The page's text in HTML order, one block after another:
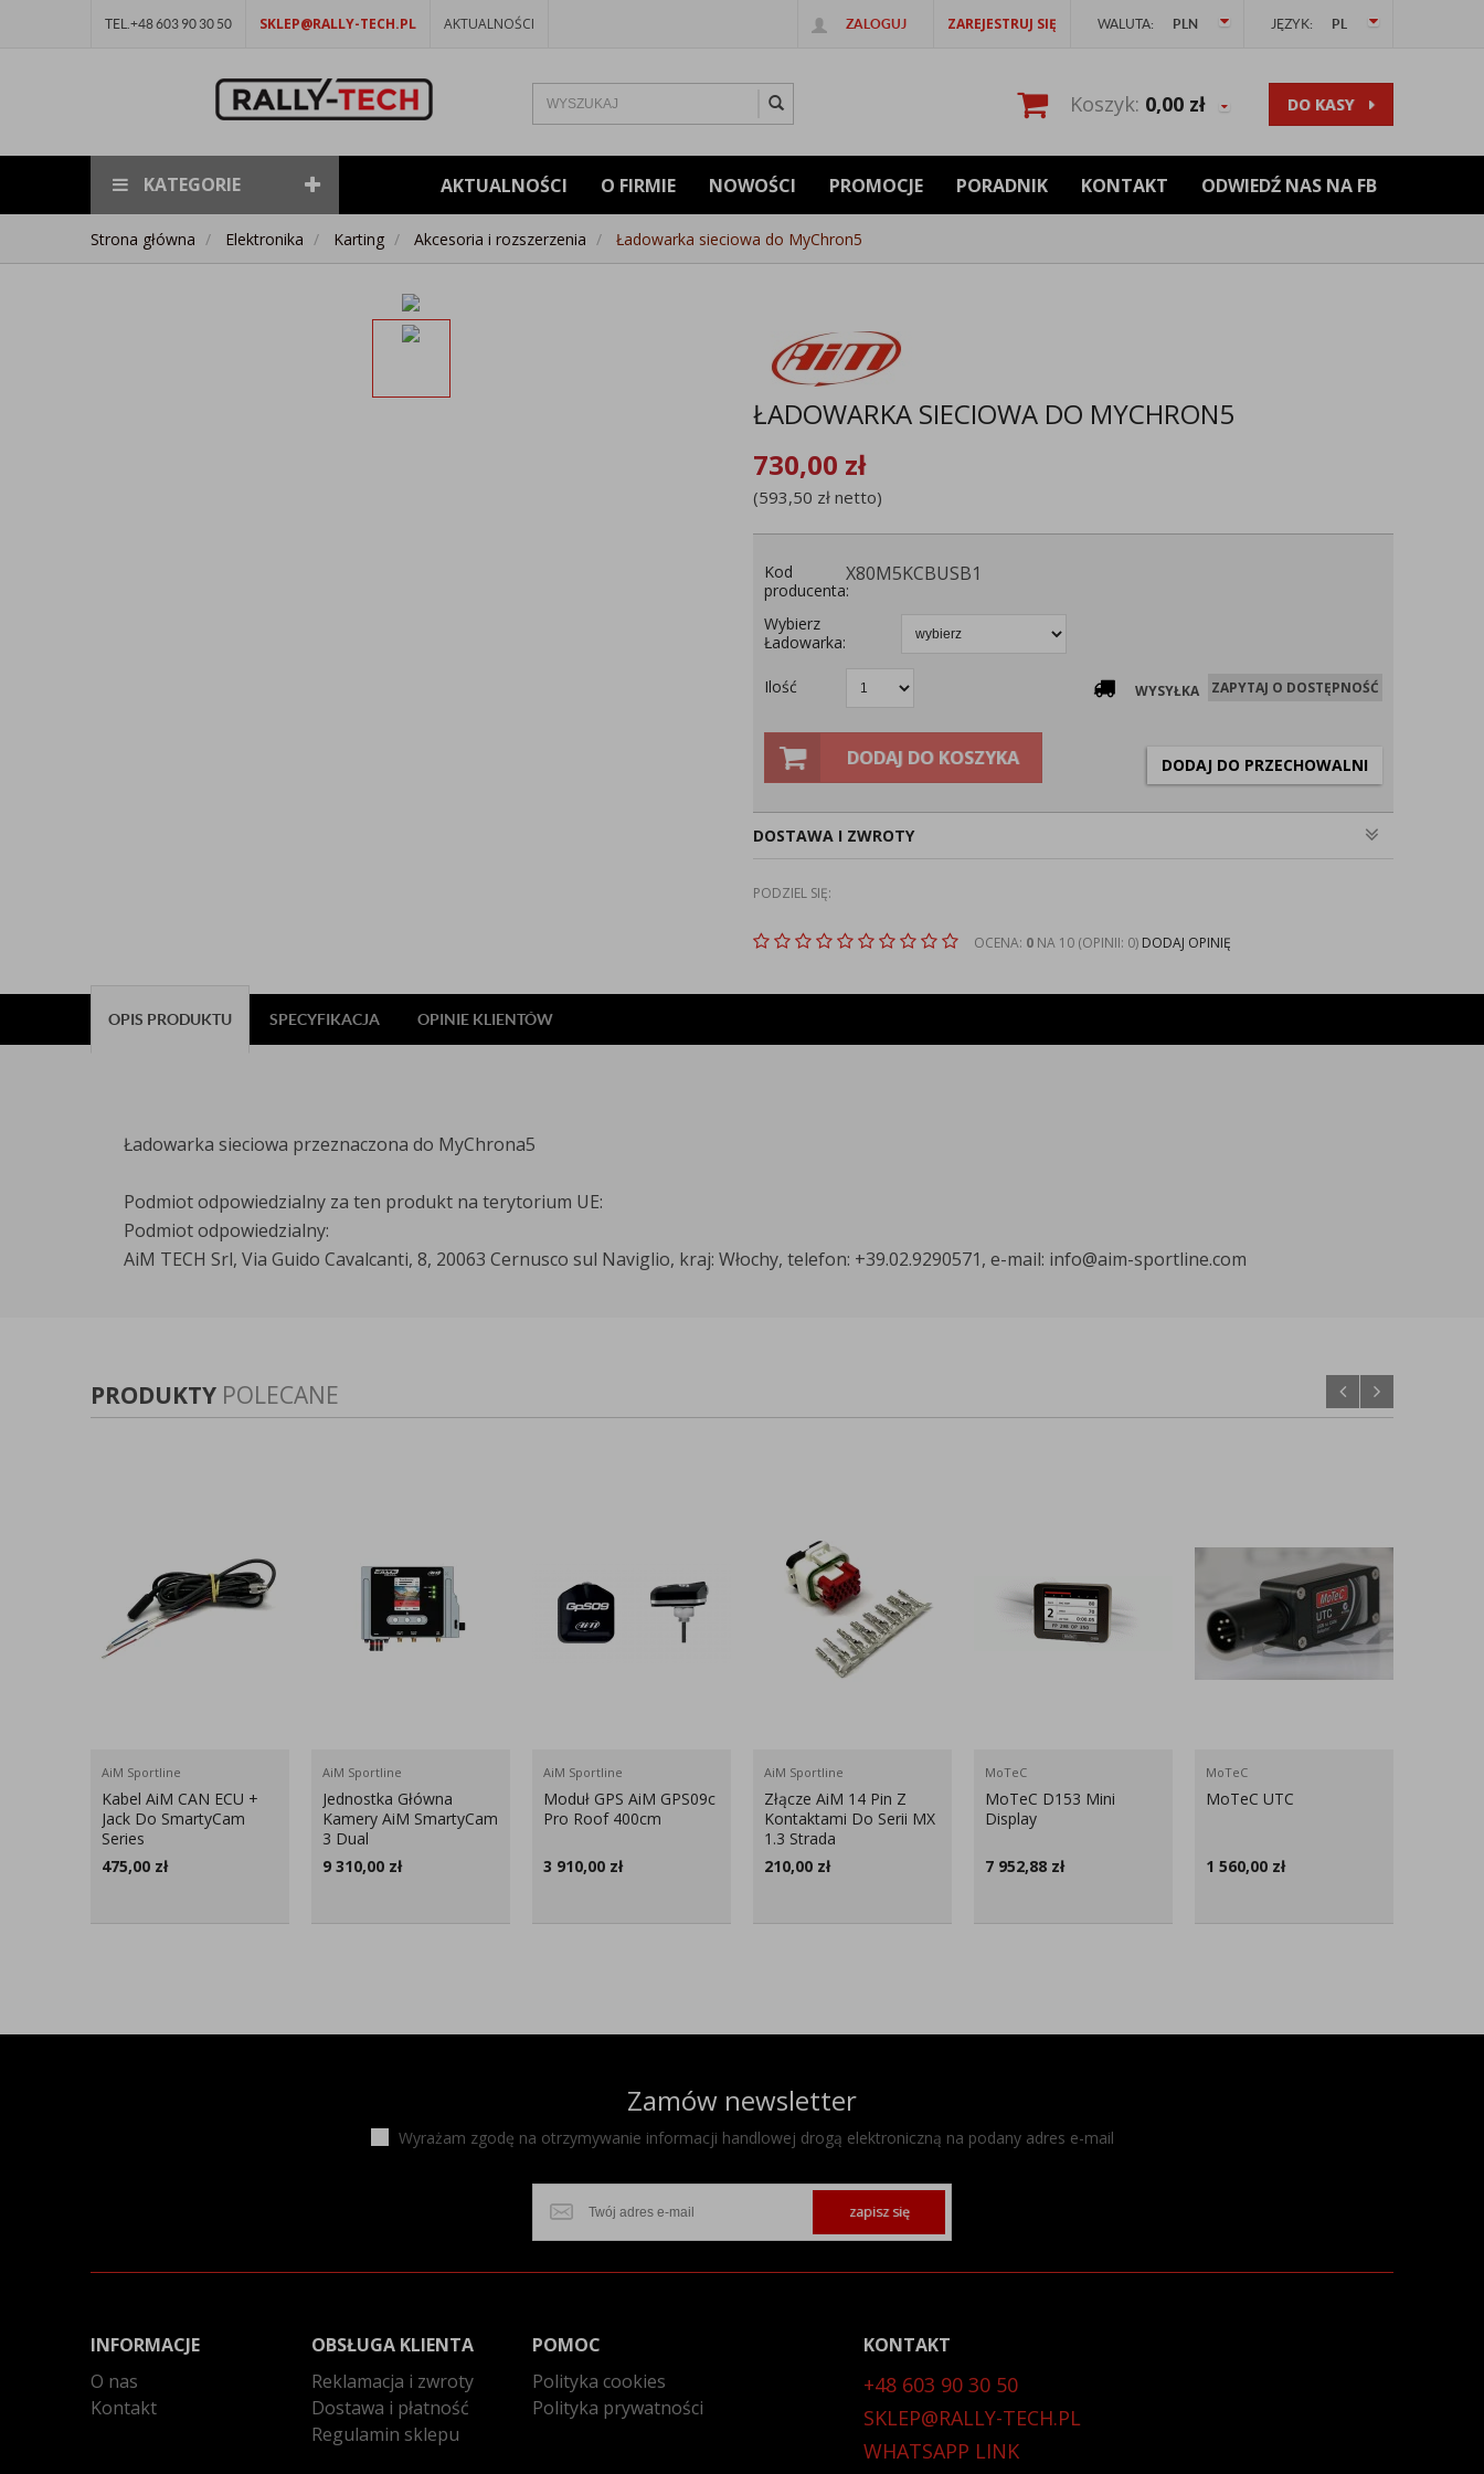
TEL.+48 603 90 30 50 SKLEP@RALLY-TECH.PL AKTUALNOŚCI ZALOGUJ ZAREJESTRUJ SIĘ WALUTA: PLN JĘZYK: PL
Koszyk: 0,00 zł DO KASY
KATEGORIE AKTUALNOŚCI O FIRMIE NOWOŚCI PROMOCJE PORADNIK KONTAKT ODWIEDŹ NAS NA FB
Strona główna Elektronika Karting Akcesoria i rozszerzenia Ładowarka sieciowa do MyChron5
ŁADOWARKA SIECIOWA DO MYCHRON5
730,00 zł
(593,50 zł netto)
Kod
producenta:
X80M5KCBUSB1
Wybierz
Ładowarka:
Ilość WYSYŁKA ZAPYTAJ O DOSTĘPNOŚĆ
DODAJ DO KOSZYKA DODAJ DO PRZECHOWALNI
DOSTAWA I ZWROTY
PODZIEL SIĘ:
OCENA: 0 NA 10 (OPINII: 0) DODAJ OPINIĘ
OPIS PRODUKTU SPECYFIKACJA OPINIE KLIENTÓW
Ładowarka sieciowa przeznaczona do MyChrona5
Podmiot odpowiedzialny za ten produkt na terytorium UE:
Podmiot odpowiedzialny:
AiM TECH Srl, Via Guido Cavalcanti, 8, 20063 Cernusco sul Naviglio, kraj: Włochy, telefon: +39.02.9290571, e-mail: info@aim-sportline.com
PRODUKTY POLECANE
AiM Sportline
Kabel AiM CAN ECU +
Jack Do SmartyCam
Series
475,00 zł
AiM Sportline
Jednostka Główna
Kamery AiM SmartyCam
3 Dual
9 310,00 zł
AiM Sportline
Moduł GPS AiM GPS09c
Pro Roof 400cm
3 910,00 zł
AiM Sportline
Złącze AiM 14 Pin Z
Kontaktami Do Serii MX
1.3 Strada
210,00 zł
MoTeC
MoTeC D153 Mini
Display
7 952,88 zł
MoTeC
MoTeC UTC
1 560,00 zł
Zamów newsletter
Wyrażam zgodę na otrzymywanie informacji handlowej drogą elektroniczną na podany adres e-mail
zapisz się
INFORMACJE
O nas
Kontakt
OBSŁUGA KLIENTA
Reklamacja i zwroty
Dostawa i płatność
Regulamin sklepu
POMOC
Polityka cookies
Polityka prywatności
KONTAKT
+48 603 90 30 50
SKLEP@RALLY-TECH.PL
WHATSAPP LINK